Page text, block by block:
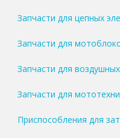
Запчасти для цепных
Запчасти для
Запчасти для
Запчасти для
Приспособления для